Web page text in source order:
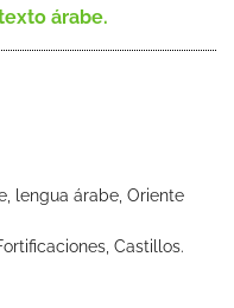
árabe.
lengua árabe, Oriente
Castillos.